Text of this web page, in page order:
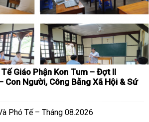
Giáo Phận Kon Tum – Đợt II
Người, Công Bằng Xã Hội & Sứ
Phó Tế – Tháng 08.2026